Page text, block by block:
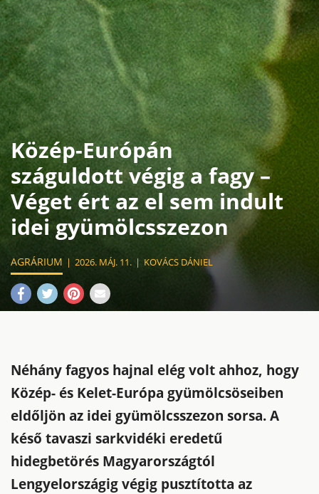
Közép-Európán
száguldott végig a fagy –
Véget ért az el sem indult
idei gyümölcsszezon
AGRÁRIUM 2026. MÁJ. 11. KOVÁCS DÁNIEL
Néhány fagyos hajnal elég volt ahhoz, hogy
Közép- és Kelet-Európa gyümölcsöseiben
eldőljön az idei gyümölcsszezon sorsa. A
késő tavaszi sarkvidéki eredetű
hidegbetörés Magyarországtól
Lengyelországig végig pusztította az